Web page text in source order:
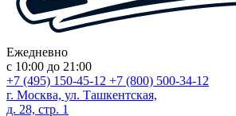
Ежедневно
с 10:00 до 21:00
+7 (495) 150-45-12 +7 (800) 500-34-12
г. Москва, ул. Ташкентская,
д. 28, стр. 1